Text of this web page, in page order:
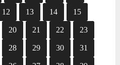
12 13 14 15
20 21 22 23
28 29 30 31